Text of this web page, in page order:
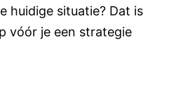
huidige situatie? Dat is
vóór je een strategie